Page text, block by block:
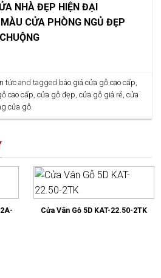
NHÀ ĐẸP HIỆN ĐẠI
CỬA PHÒNG NGỦ ĐẸP
tức and tagged báo giá cửa gỗ cao cấp
cao cấp ,cửa gỗ đẹp ,cửa gỗ giá rẻ ,cửa
cửa gỗ
Cửa Vân Gỗ 5D KAT-22.50-2TK